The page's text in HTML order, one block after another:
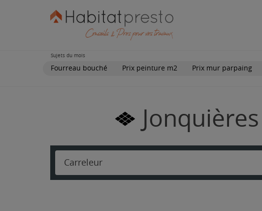
Sujets du mois
Fourreau bouché Prix peinture m2 Prix mur parpaing
Carreleur